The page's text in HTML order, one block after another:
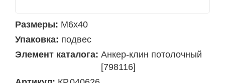
Размеры: М6х40
Упаковка: подвес
Элемент каталога: Анкер-клин потолочный
[798116]